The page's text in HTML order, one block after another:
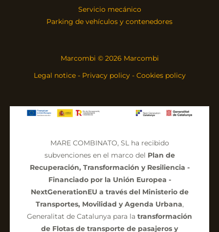
Servicio mecánico
Parking de vehículos y contenedores
Marcombi © 2026 Marcombi
Legal notice- Privacy policy- Cookies policy
MARE COMBINATO, SL ha recibido
subvenciones en el marco del Plan de
Recuperación, Transformación y Resiliencia -
Financiado por la Unión Europea -
NextGenerationEU a través del Ministerio de
Transportes, Movilidad y Agenda Urbana,
Generalitat de Catalunya para la transformación
de Flotas de transporte de pasajeros y